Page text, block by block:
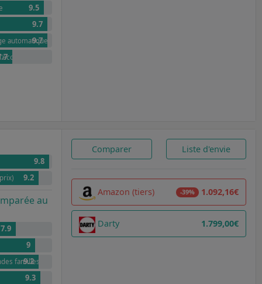
9.5
9.7
automatique
9.7
annuel par rapport à G
9.8
9.2
au
7.9
9
familles
9.2
9.3
Comparer Liste d'envie
Amazon (tiers) -39% 1.092,16€
Darty 1.799,00€